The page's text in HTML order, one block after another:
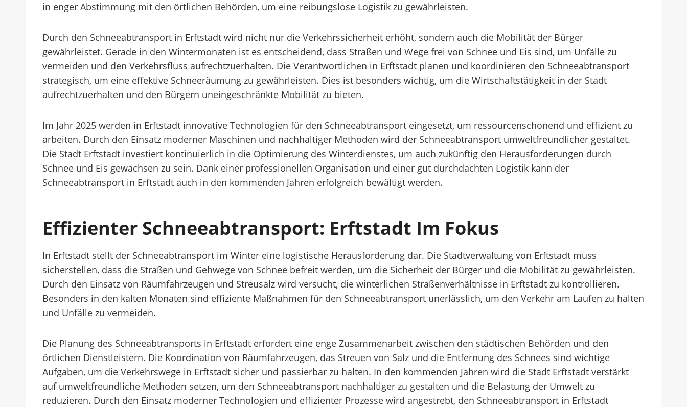
in enger Abstimmung mit den örtlichen Behörden, um eine reibungslose Logistik zu gewährleisten.
Durch den Schneeabtransport in Erftstadt wird nicht nur die Verkehrssicherheit erhöht, sondern auch die Mobilität der Bürger
gewährleistet. Gerade in den Wintermonaten ist es entscheidend, dass Straßen und Wege frei von Schnee und Eis sind, um Unfälle zu
vermeiden und den Verkehrsfluss aufrechtzuerhalten. Die Verantwortlichen in Erftstadt planen und koordinieren den Schneeabtransport
strategisch, um eine effektive Schneeräumung zu gewährleisten. Dies ist besonders wichtig, um die Wirtschaftstätigkeit in der Stadt
aufrechtzuerhalten und den Bürgern uneingeschränkte Mobilität zu bieten.
Im Jahr 2025 werden in Erftstadt innovative Technologien für den Schneeabtransport eingesetzt, um ressourcenschonend und effizient zu
arbeiten. Durch den Einsatz moderner Maschinen und nachhaltiger Methoden wird der Schneeabtransport umweltfreundlicher gestaltet.
Die Stadt Erftstadt investiert kontinuierlich in die Optimierung des Winterdienstes, um auch zukünftig den Herausforderungen durch
Schnee und Eis gewachsen zu sein. Dank einer professionellen Organisation und einer gut durchdachten Logistik kann der
Schneeabtransport in Erftstadt auch in den kommenden Jahren erfolgreich bewältigt werden.
Effizienter Schneeabtransport: Erftstadt Im Fokus
In Erftstadt stellt der Schneeabtransport im Winter eine logistische Herausforderung dar. Die Stadtverwaltung von Erftstadt muss
sicherstellen, dass die Straßen und Gehwege von Schnee befreit werden, um die Sicherheit der Bürger und die Mobilität zu gewährleisten.
Durch den Einsatz von Räumfahrzeugen und Streusalz wird versucht, die winterlichen Straßenverhältnisse in Erftstadt zu kontrollieren.
Besonders in den kalten Monaten sind effiziente Maßnahmen für den Schneeabtransport unerlässlich, um den Verkehr am Laufen zu halten
und Unfälle zu vermeiden.
Die Planung des Schneeabtransports in Erftstadt erfordert eine enge Zusammenarbeit zwischen den städtischen Behörden und den
örtlichen Dienstleistern. Die Koordination von Räumfahrzeugen, das Streuen von Salz und die Entfernung des Schnees sind wichtige
Aufgaben, um die Verkehrswege in Erftstadt sicher und passierbar zu halten. In den kommenden Jahren wird die Stadt Erftstadt verstärkt
auf umweltfreundliche Methoden setzen, um den Schneeabtransport nachhaltiger zu gestalten und die Belastung der Umwelt zu
reduzieren. Durch den Einsatz moderner Technologien und effizienter Prozesse wird angestrebt, den Schneeabtransport in Erftstadt